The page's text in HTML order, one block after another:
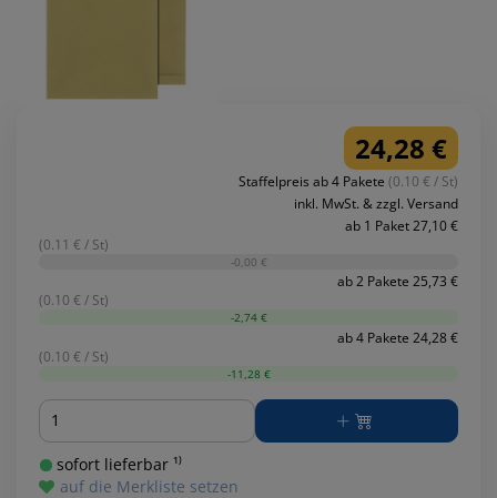
24,28 €
Staffelpreis ab 4 Pakete (0.10 € / St)
inkl. MwSt. & zzgl. Versand
ab 1 Paket 27,10 €
(0.11 € / St)
-0,00 €
ab 2 Pakete 25,73 €
(0.10 € / St)
-2,74 €
ab 4 Pakete 24,28 €
(0.10 € / St)
-11,28 €
Menge
sofort lieferbar ¹⁾
auf die Merkliste setzen